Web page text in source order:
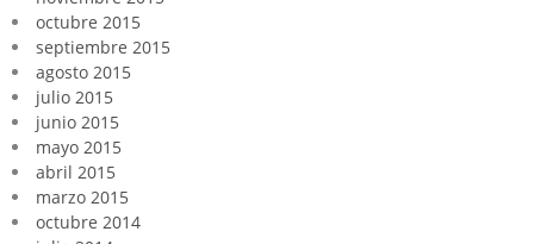
octubre 2015
septiembre 2015
agosto 2015
julio 2015
junio 2015
mayo 2015
abril 2015
marzo 2015
octubre 2014